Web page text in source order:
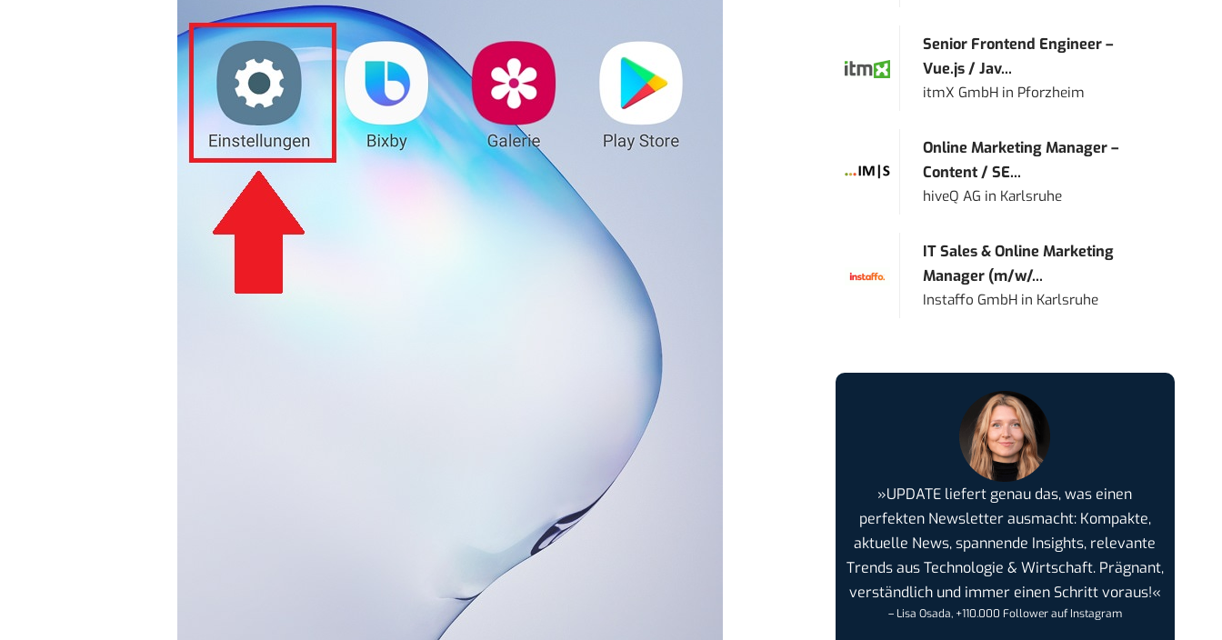
Senior Frontend Engineer –
Vue.js / Jav...
itmX GmbH in Pforzheim
Online Marketing Manager –
Content / SE...
hiveQ AG in Karlsruhe
IT Sales & Online Marketing
Manager (m/w/...
Instaffo GmbH in Karlsruhe
»UPDATE liefert genau das, was einen
perfekten Newsletter ausmacht: Kompakte,
aktuelle News, spannende Insights, relevante
Trends aus Technologie & Wirtschaft. Prägnant,
verständlich und immer einen Schritt voraus!«
– Lisa Osada, +110.000 Follower auf Instagram